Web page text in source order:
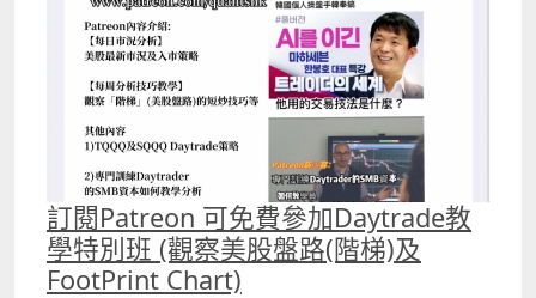
訂閱Patreon 可免費參加Daytrade教
學特別班 (觀察美股盤路(階梯)及
FootPrint Chart)